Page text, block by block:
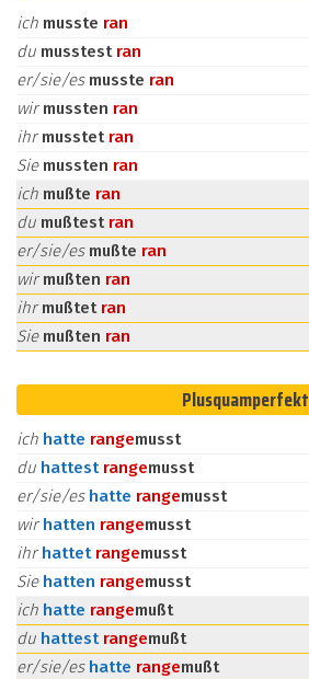
ich musste ran
du musstest ran
er/sie/es musste ran
wirmussten ran
ihrmusstet ran
Sie mussten ran
ich mußte ran
du mußtest ran
er/sie/es mußte ran
wirmußten ran
ihrmußtet ran
Sie mußten ran
Plusquamperfekt
ich hatte rangemusst
du hattest rangemusst
er/sie/es hatte rangemusst
wirhatten rangemusst
ihrhattet rangemusst
Sie hatten rangemusst
ich hatte rangemußt
du hattest rangemußt
er/sie/es hatte rangemußt